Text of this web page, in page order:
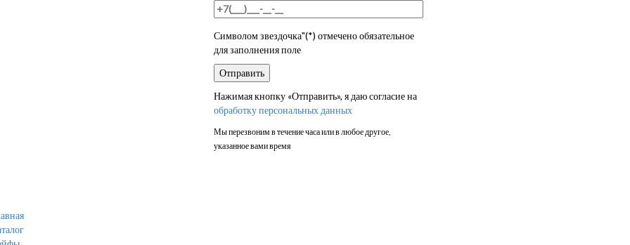
Символом звездочка"(*) отмечено обязательное
для заполнения поле
Нажимая кнопку «Отправить», я даю согласие на
обработку персональных данных
Мы перезвоним в течение часа или в любое другое,
указанное вами время